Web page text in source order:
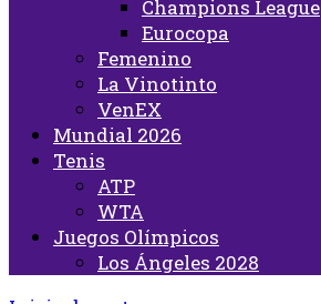
Champions League
Eurocopa
Femenino
La Vinotinto
VenEX
Mundial 2026
Tenis
ATP
WTA
Juegos Olímpicos
Los Ángeles 2028